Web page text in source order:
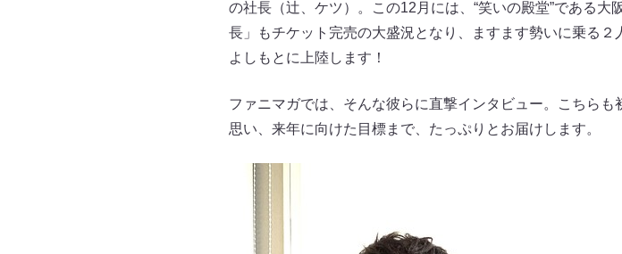
の社長（辻、ケツ）。この12月には、“笑いの殿堂”である
長」もチケット完売の大盛況となり、ますます勢いに乗る
よしもとに上陸します！
ファニマガでは、そんな彼らに直撃インタビュー。こちら
思い、来年に向けた目標まで、たっぷりとお届けします。